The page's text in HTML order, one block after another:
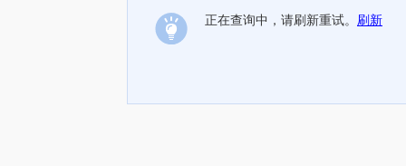
正在查询中，请刷新重试。 刷新